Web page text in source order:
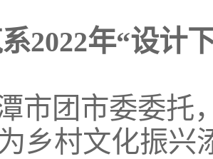
2022年“设计
市团市委委托
乡村文化振兴